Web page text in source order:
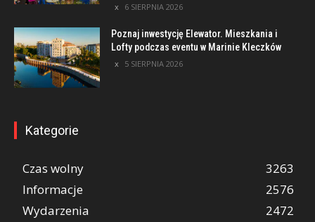
6 SIERPNIA 2026
Poznaj inwestycję Elewator. Mieszkania i
Lofty podczas eventu w Marinie Kleczków
5 SIERPNIA 2026
Kategorie
Czas wolny
3263
Informacje
2576
Wydarzenia
2472